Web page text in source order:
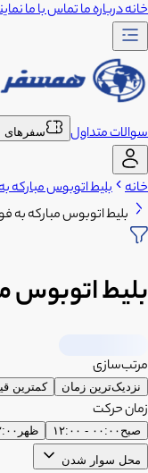
خانهدرباره ماتماس با ما
سوالات متداول سفرهای
خانه بلیط اتوبوس مبارکه
بلیط اتوبوس مبارکه به
بلیط اتوبوس
مرتب‌سازی
نزدیک‌ترین زمان کمترین
زمان حرکت
صبح ۰۰:۰۰ - ۱۲:۰۰ ظهر ۱۲:۰۰ -
محل سوار شدن